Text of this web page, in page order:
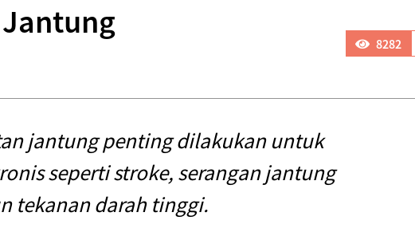
8282
jantung penting dilakukan untuk
seperti stroke, serangan jantung
tekanan darah tinggi.